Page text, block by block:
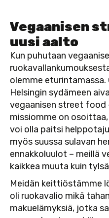
Vegaanisen
uusi aalto
Kun puhutaan
olemme
Helsingin sydämeen
vegaanisen street food
missiomme on
voi olla paitsi
myös suussa sulavan
ennakkoluulot – meillä
kaikkea muuta kuin
Meidän keittiöstämme
oli ruokavalio mikä
makuelämyksiä, jotka